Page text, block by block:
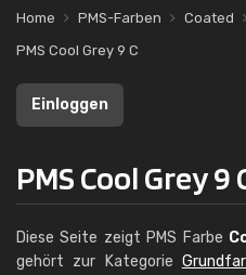
Home PMS-Farben Coated
PMS Cool Grey 9 C
Einloggen
PMS Cool Grey 9
Diese Seite zeigt PMS Farbe
gehört zur Kategorie